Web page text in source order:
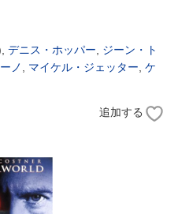
デニス・ホッパー
ジーン・ト
ノ マイケル・ジェッター ケ
追加する